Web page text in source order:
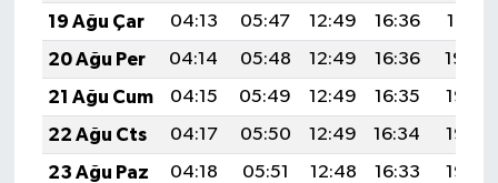
19 Ağu Çar
04:13 05:47 12:49 16:36
19:41
20 Ağu Per
04:14 05:48 12:49 16:36
19:40
21 Ağu Cum
04:15 05:49 12:49 16:35
19:38
22 Ağu Cts
04:17 05:50 12:49 16:34
19:37
23 Ağu Paz
04:18 05:51 12:48 16:33
19:35